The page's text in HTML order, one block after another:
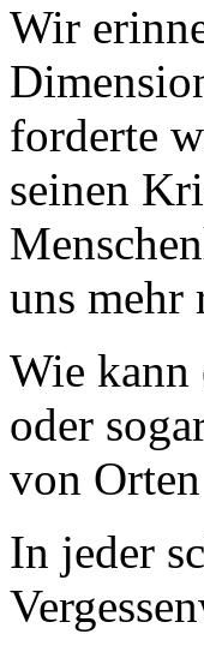
Wir
forderte
seinen
uns mehr
Wie kann
oder
von
In jeder